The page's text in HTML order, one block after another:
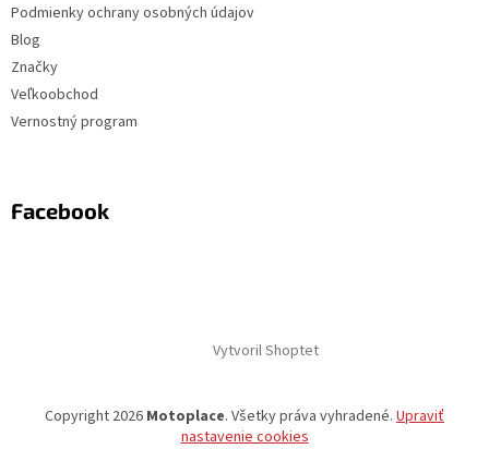
Podmienky ochrany osobných údajov
Blog
Značky
Veľkoobchod
Vernostný program
Facebook
Vytvoril Shoptet
Copyright 2026 Motoplace. Všetky práva vyhradené. Upraviť
nastavenie cookies